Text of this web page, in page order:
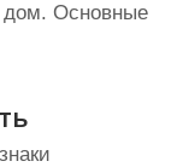
дом. Основные